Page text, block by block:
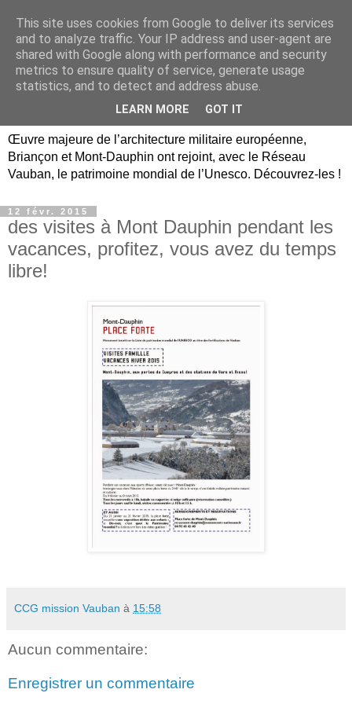
Briançon, Mont-Dauphin,
Vauban Unesco Hautes-
Œuvre majeure de l’architecture militaire européenne,
Briançon et Mont-Dauphin ont rejoint, avec le Réseau
Vauban, le patrimoine mondial de l’Unesco. Découvrez-les !
12 févr. 2015
des visites à Mont Dauphin pendant les
vacances, profitez, vous avez du temps
libre!
CCG mission Vauban à 15:58
Aucun commentaire:
Enregistrer un commentaire
This site uses cookies from Google to deliver its services
and to analyze traffic. Your IP address and user-agent are
shared with Google along with performance and security
metrics to ensure quality of service, generate usage
statistics, and to detect and address abuse.
LEARN MORE GOT IT